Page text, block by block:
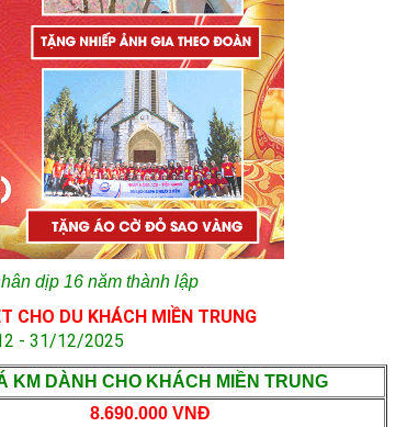
dịp 16 năm thành lập
CHO DU KHÁCH MIỀN TRUNG
- 31/12/2025
KM DÀNH CHO KHÁCH MIỀN TRUNG
8.690.000 VNĐ